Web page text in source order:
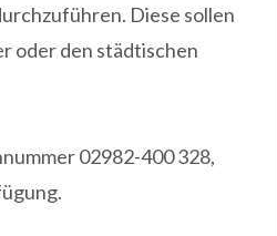
Diese sollen
oder den städtischen
02982-400 328,